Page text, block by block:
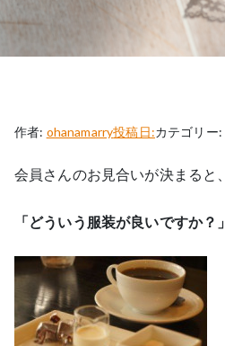
作者: ohanamarry投稿日:カテゴリー:
会員さんのお見合いが決まると、
「どういう服装が良いですか？」